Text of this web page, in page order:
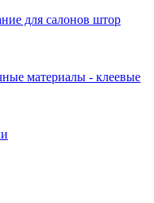
для салонов штор
материалы - клеевые